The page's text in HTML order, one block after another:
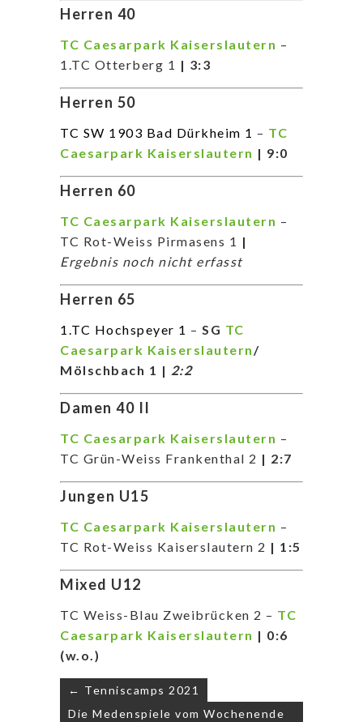
Herren 40
TC Caesarpark Kaiserslautern –
1.TC Otterberg 1 | 3:3
Herren 50
TC SW 1903 Bad Dürkheim 1 – TC
Caesarpark Kaiserslautern | 9:0
Herren 60
TC Caesarpark Kaiserslautern –
TC Rot-Weiss Pirmasens 1 |
Ergebnis noch nicht erfasst
Herren 65
1.TC Hochspeyer 1 – SG TC
Caesarpark Kaiserslautern/
Mölschbach 1 | 2:2
Damen 40 II
TC Caesarpark Kaiserslautern –
TC Grün-Weiss Frankenthal 2 | 2:7
Jungen U15
TC Caesarpark Kaiserslautern –
TC Rot-Weiss Kaiserslautern 2 | 1:5
Mixed U12
TC Weiss-Blau Zweibrücken 2 – TC
Caesarpark Kaiserslautern | 0:6
(w.o.)
Beitragsnavigation
← Tenniscamps 2021
Die Medenspiele vom Wochenende